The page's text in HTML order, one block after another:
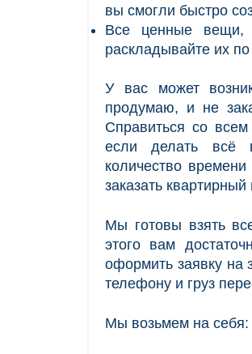
вы смогли быстро
Все ценные вещи,
раскладывайте их
У вас может
продумаю, и не
Справиться со
если делать всё
количество
заказать
Мы готовы взять
этого вам
оформить заявку на
телефону и груз
Мы возьмем на себя: